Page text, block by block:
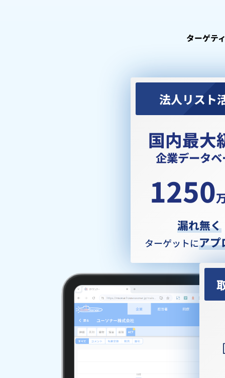
ターゲテ
法人リスト
国内最大
企業データベ
1250
漏れ無く
ターゲットにアプ